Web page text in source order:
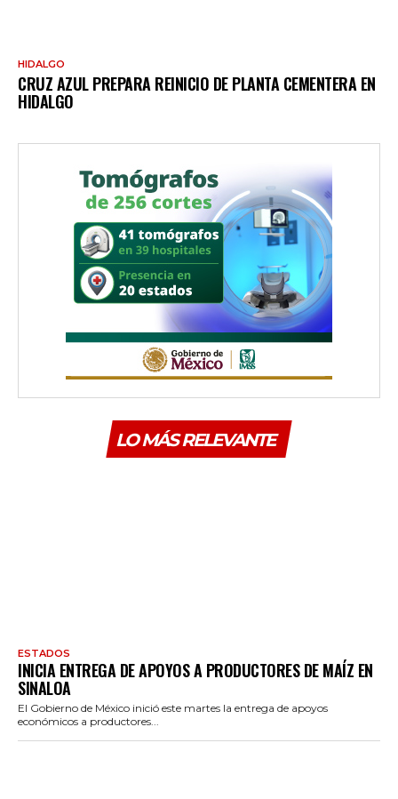
HIDALGO
CRUZ AZUL PREPARA REINICIO DE PLANTA CEMENTERA EN
HIDALGO
LO MÁS RELEVANTE
ESTADOS
INICIA ENTREGA DE APOYOS A PRODUCTORES DE MAÍZ EN
SINALOA
El Gobierno de México inició este martes la entrega de apoyos
económicos a productores...